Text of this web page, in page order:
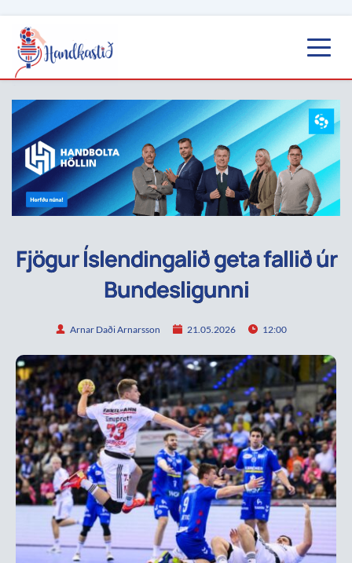
Fjögur Íslendingalið geta fallið úr
Bundesligunni
Arnar Daði Arnarsson 21.05.2026 12:00